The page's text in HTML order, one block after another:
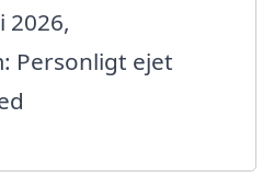
2026,
Personligt ejet